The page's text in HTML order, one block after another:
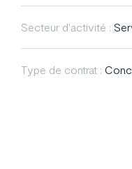
Secteur d'activité :
Type de contrat :